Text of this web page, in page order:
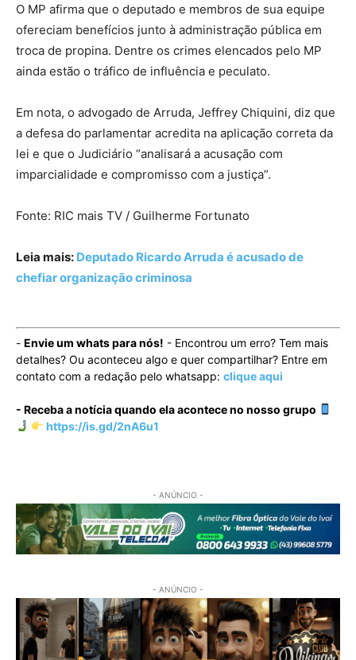
O MP afirma que o deputado e membros de sua equipe
ofereciam benefícios junto à administração pública em
troca de propina. Dentre os crimes elencados pelo MP
ainda estão o tráfico de influência e peculato.
Em nota, o advogado de Arruda, Jeffrey Chiquini, diz que
a defesa do parlamentar acredita na aplicação correta da
lei e que o Judiciário “analisará a acusação com
imparcialidade e compromisso com a justiça”.
Fonte: RIC mais TV / Guilherme Fortunato
Leia mais: Deputado Ricardo Arruda é acusado de
chefiar organização criminosa
- Envie um whats para nós! - Encontrou um erro? Tem mais
detalhes? Ou aconteceu algo e quer compartilhar? Entre em
contato com a redação pelo whatsapp: clique aqui
- Receba a notícia quando ela acontece no nosso grupo
https://is.gd/2nA6u1
- ANÚNCIO -
- ANÚNCIO -